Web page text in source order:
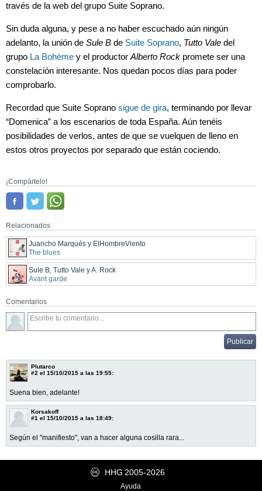
través de la web del grupo Suite Soprano.
Sin duda alguna, y pese a no haber escuchado aún ningún
adelanto, la unión de Sule B de Suite Soprano, Tutto Vale del
grupo La Bohème y el productor Alberto Rock promete ser una
constelación interesante. Nos quedan pocos días para poder
comprobarlo.
Recordad que Suite Soprano sigue de gira, terminando por llevar
“Domenica” a los escenarios de toda España. Aún tenéis
posibilidades de verlos, antes de que se vuelquen de lleno en
estos otros proyectos por separado que están cociendo.
¡Compártelo!
Relacionados
Juancho Marqués y ElHombreViento
The blues
Sule B, Tutto Vale y A. Rock
Avant garde
Comentarios
Plutarco
#2 el 15/10/2015 a las 19:55:
Suena bien, adelante!
Korsakoff
#1 el 15/10/2015 a las 18:49:
Según el "manifiesto", van a hacer alguna cosilla rara...
HHG 2005-2026
Ayuda